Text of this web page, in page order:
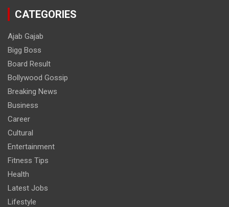
CATEGORIES
Ajab Gajab
Bigg Boss
Board Result
Bollywood Gossip
Breaking News
Business
Career
Cultural
Entertainment
Fitness Tips
Health
Latest Jobs
Lifestyle